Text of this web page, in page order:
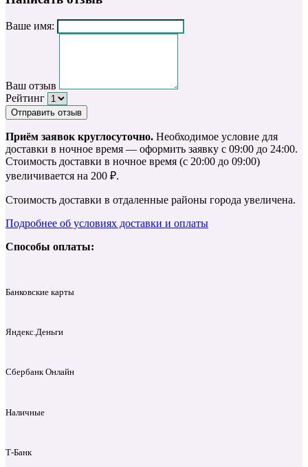
Ваше имя:
Ваш отзыв
Рейтинг
Отправить отзыв
Приём заявок круглосуточно. Необходимое условие для
доставки в ночное время — оформить заявку с 09:00 до 24:00.
Стоимость доставки в ночное время (с 20:00 до 09:00)
увеличивается на 200 ₽.
Стоимость доставки в отдаленные районы города увеличена.
Подробнее об условиях доставки и оплаты
Способы оплаты:
Банковские карты
Яндекс.Деньги
Сбербанк Онлайн
Наличные
Т‑Банк